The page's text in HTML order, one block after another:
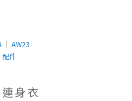
│ AW23
配件
連身衣